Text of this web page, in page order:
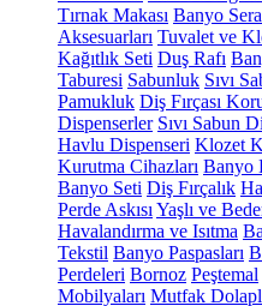
Tırnak Makası Banyo
Aksesuarları Tuvalet ve
Kağıtlık Seti Duş Rafı
Taburesi Sabunluk Sıvı
Pamukluk Diş Fırçası
Dispenserler Sıvı Sabun
Havlu Dispenseri Klozet
Kurutma Cihazları Banyo
Banyo Seti Diş Fırçalık
Perde Askısı Yaşlı ve
Havalandırma ve Isıtma
Tekstil Banyo Paspasları
Perdeleri Bornoz Peştemal
Mobilyaları Mutfak